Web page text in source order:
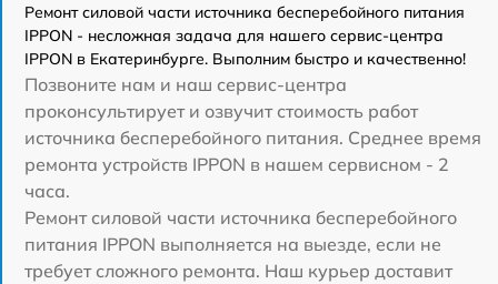
Ремонт силовой части источника бесперебойного питания
IPPON - несложная задача для нашего сервис-центра
IPPON в Екатеринбурге. Выполним быстро и качественно!
Позвоните нам и наш сервис-центра
проконсультирует и озвучит стоимость работ
источника бесперебойного питания. Среднее время
ремонта устройств IPPON в нашем сервисном - 2
часа.
Ремонт силовой части источника бесперебойного
питания IPPON выполняется на выезде, если не
требует сложного ремонта. Наш курьер доставит